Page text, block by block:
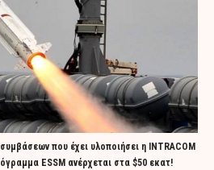
που έχει υλοποιήσει η INTRACOM
ESSM ανέρχεται στα $50 εκατ!